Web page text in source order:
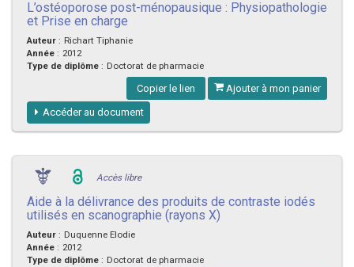
L’ostéoporose post-ménopausique : Physiopathologie
et Prise en charge
Auteur : Richart Tiphanie
Année : 2012
Type de diplôme : Doctorat de pharmacie
Copier le lien Ajouter à mon panier
Accéder au document
Accès libre
Aide à la délivrance des produits de contraste iodés
utilisés en scanographie (rayons X)
Auteur : Duquenne Elodie
Année : 2012
Type de diplôme : Doctorat de pharmacie